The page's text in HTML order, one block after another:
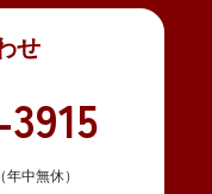
せ
中無休）